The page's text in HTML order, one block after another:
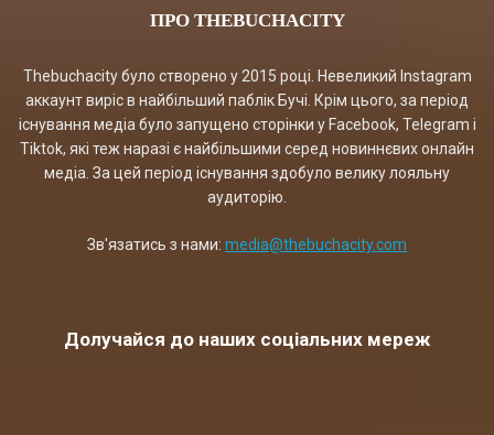
ПРО THEBUCHACITY
Thebuchacity було створено у 2015 році. Невеликий Instagram
аккаунт виріс в найбільший паблік Бучі. Крім цього, за період
існування медіа було запущено сторінки у Facebook, Telegram і
Tiktok, які теж наразі є найбільшими серед новиннєвих онлайн
медіа. За цей період існування здобуло велику лояльну
аудиторію.
Зв'язатись з нами: media@thebuchacity.com
Долучайся до наших соціальних мереж